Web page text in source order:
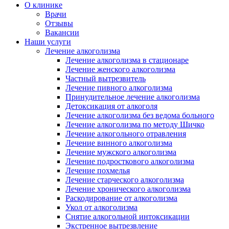
О клинике
Врачи
Отзывы
Вакансии
Наши услуги
Лечение алкоголизма
Лечение алкоголизма в стационаре
Лечение женского алкоголизма
Частный вытрезвитель
Лечение пивного алкоголизма
Принудительное лечение алкоголизма
Детоксикация от алкоголя
Лечение алкоголизма без ведома больного
Лечение алкоголизма по методу Шичко
Лечение алкогольного отравления
Лечение винного алкоголизма
Лечение мужского алкоголизма
Лечение подросткового алкоголизма
Лечение похмелья
Лечение старческого алкоголизма
Лечение хронического алкоголизма
Раскодирование от алкоголизма
Укол от алкоголизма
Снятие алкогольной интоксикации
Экстренное вытрезвление